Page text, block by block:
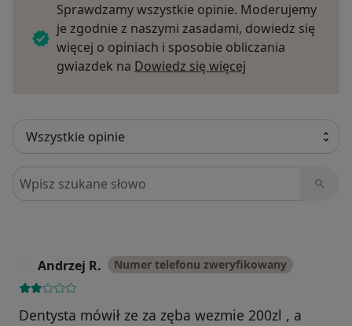
Sprawdzamy wszystkie opinie. Moderujemy
je zgodnie z naszymi zasadami, dowiedz się
więcej o opiniach i sposobie obliczania
gwiazdek na Dowiedz się więcej
Szukaj w opiniach
Andrzej R. Numer telefonu zweryfikowany
Dentysta mówił ze za zęba wezmie 200zl , a